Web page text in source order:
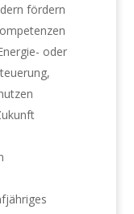
fördern
oder